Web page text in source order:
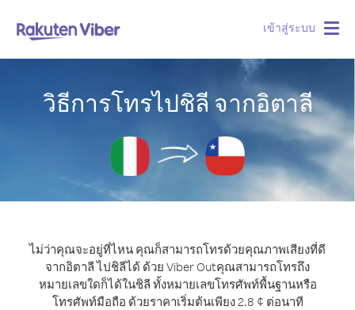
เข้าสู่ระบบ
วิธีการโทรไปชิลี จากอิตาลี
ไม่ว่าคุณจะอยู่ที่ไหน คุณก็สามารถโทรด้วยคุณภาพเสียงที่ดี
จากอิตาลี ไปชิลีได้ ด้วย Viber Outคุณสามารถโทรถึง
หมายเลขใดก็ได้ในชิลี ทั้งหมายเลขโทรศัพท์พื้นฐานหรือ
โทรศัพท์มือถือ ด้วยราคาเริ่มต้นเพียง 2.8 ¢ ต่อนาที